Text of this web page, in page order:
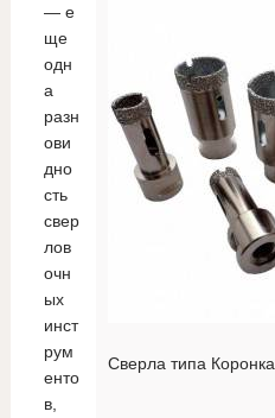
Сверла типа Коронка
— е
ще
одн
а
разн
ови
дно
сть
свер
лов
очн
ых
инст
рум
енто
в,